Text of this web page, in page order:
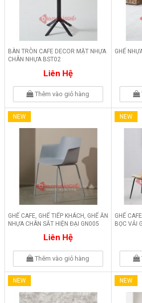
BÀN TRÒN CAFE DECOR MẶT NHỰA
CHÂN NHỰA BST02
Liên Hệ
Thêm vào giỏ hàng
GHẾ
NEW
GHẾ CAFE, GHẾ TIẾP KHÁCH, GHẾ ĂN
NHỰA CHÂN SẮT HIỆN ĐẠI GN005
Liên Hệ
Thêm vào giỏ hàng
NEW
GHẾ
BỌC VẢI
NEW NEW